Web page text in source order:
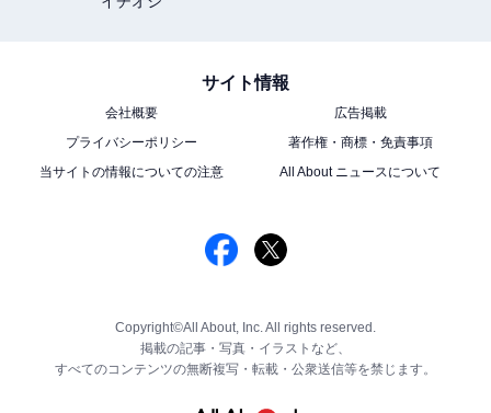
サイト情報
会社概要
広告掲載
プライバシーポリシー
著作権・商標・免責事項
当サイトの情報についての注意
All About ニュースについて
Copyright©All About, Inc. All rights reserved.
掲載の記事・写真・イラストなど、
すべてのコンテンツの無断複写・転載・公衆送信等を禁じます。